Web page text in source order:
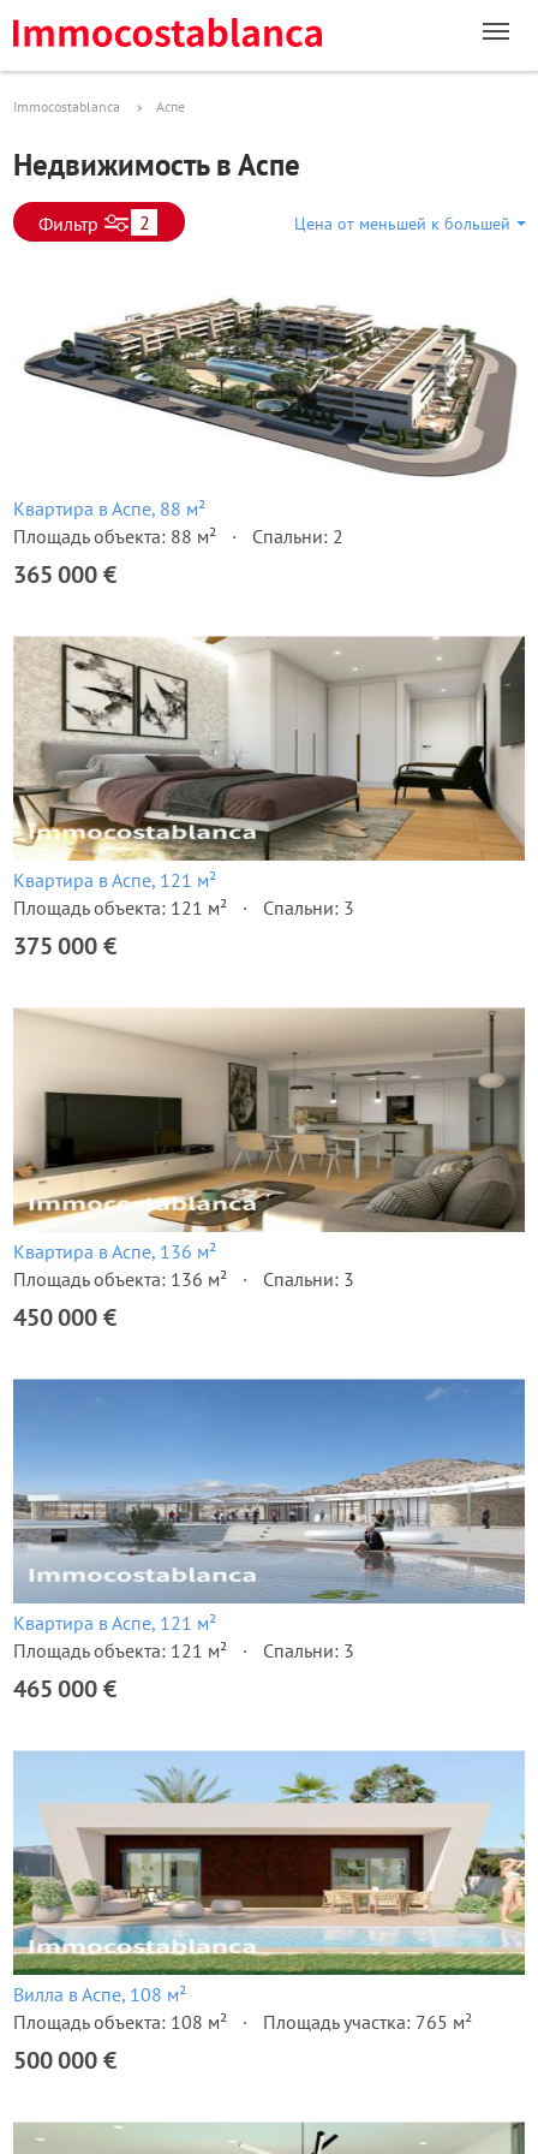
Immocostablanca Аспе
Недвижимость в Аспе
Фильтр 2 Цена от меньшей к большей
Квартира в Аспе, 88 м²
Площадь объекта: 88 м²
Спальни: 2
365 000 €
Квартира в Аспе, 121 м²
Площадь объекта: 121 м²
Спальни: 3
375 000 €
Квартира в Аспе, 136 м²
Площадь объекта: 136 м²
Спальни: 3
450 000 €
Квартира в Аспе, 121 м²
Площадь объекта: 121 м²
Спальни: 3
465 000 €
Вилла в Аспе, 108 м²
Площадь объекта: 108 м²
Площадь участка: 765 м²
500 000 €